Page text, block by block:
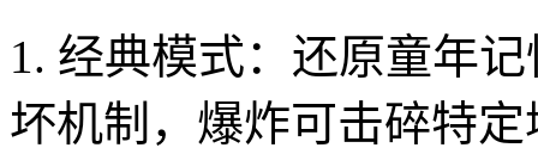
1. 经典模式：还原童年
坏机制，爆炸可击碎特